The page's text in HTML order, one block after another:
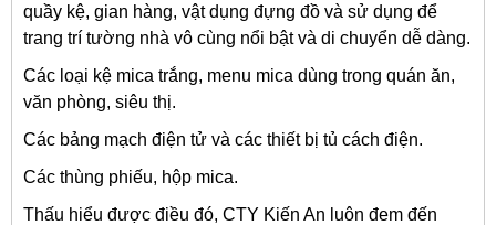
quầy kệ, gian hàng, vật dụng đựng đồ và sử dụng để
trang trí tường nhà vô cùng nổi bật và di chuyển dễ dàng.
Các loại kệ mica trắng, menu mica dùng trong quán ăn,
văn phòng, siêu thị.
Các bảng mạch điện tử và các thiết bị tủ cách điện.
Các thùng phiếu, hộp mica.
Thấu hiểu được điều đó, CTY Kiến An luôn đem đến